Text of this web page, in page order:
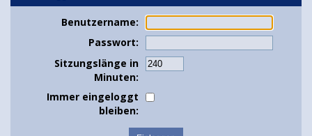
Benutzername:
Passwort:
Sitzungslänge in
Minuten:
Immer eingeloggt
bleiben: